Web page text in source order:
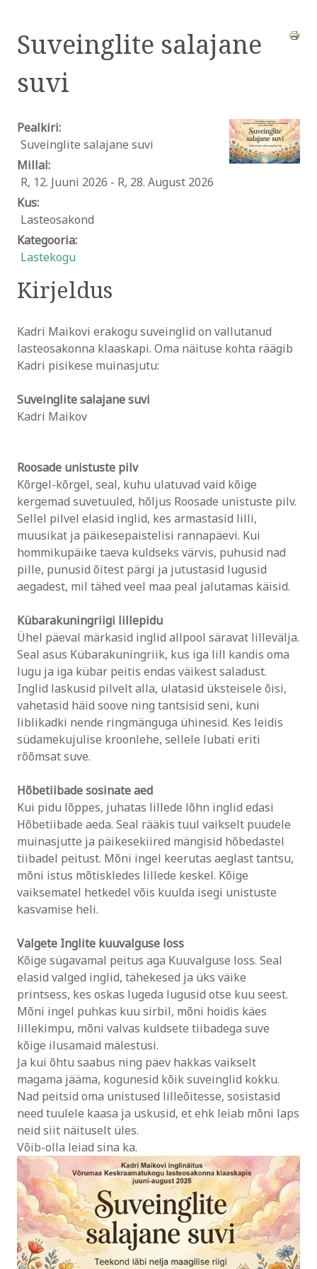
Suveinglite salajane
suvi
Pealkiri:
Suveinglite salajane suvi
Millal:
R, 12. Juuni 2026 - R, 28. August 2026
Kus:
Lasteosakond
Kategooria:
Lastekogu
Kirjeldus
Kadri Maikovi erakogu suveinglid on vallutanud
lasteosakonna klaaskapi. Oma näituse kohta räägib
Kadri pisikese muinasjutu:
Suveinglite salajane suvi
Kadri Maikov
Roosade unistuste pilv
Kõrgel-kõrgel, seal, kuhu ulatuvad vaid kõige
kergemad suvetuuled, hõljus Roosade unistuste pilv.
Sellel pilvel elasid inglid, kes armastasid lilli,
muusikat ja päikesepaistelisi rannapäevi. Kui
hommikupäike taeva kuldseks värvis, puhusid nad
pille, punusid õitest pärgi ja jutustasid lugusid
aegadest, mil tähed veel maa peal jalutamas käisid.
Kübarakuningriigi lillepidu
Ühel päeval märkasid inglid allpool säravat lillevälja.
Seal asus Kübarakuningriik, kus iga lill kandis oma
lugu ja iga kübar peitis endas väikest saladust.
Inglid laskusid pilvelt alla, ulatasid üksteisele õisi,
vahetasid häid soove ning tantsisid seni, kuni
liblikadki nende ringmänguga ühinesid. Kes leidis
südamekujulise kroonlehe, sellele lubati eriti
rõõmsat suve.
Hõbetiibade sosinate aed
Kui pidu lõppes, juhatas lillede lõhn inglid edasi
Hõbetiibade aeda. Seal rääkis tuul vaikselt puudele
muinasjutte ja päikesekiired mängisid hõbedastel
tiibadel peitust. Mõni ingel keerutas aeglast tantsu,
mõni istus mõtiskledes lillede keskel. Kõige
vaiksematel hetkedel võis kuulda isegi unistuste
kasvamise heli.
Valgete Inglite kuuvalguse loss
Kõige sügavamal peitus aga Kuuvalguse loss. Seal
elasid valged inglid, tähekesed ja üks väike
printsess, kes oskas lugeda lugusid otse kuu seest.
Mõni ingel puhkas kuu sirbil, mõni hoidis käes
lillekimpu, mõni valvas kuldsete tiibadega suve
kõige ilusamaid mälestusi.
Ja kui õhtu saabus ning päev hakkas vaikselt
magama jääma, kogunesid kõik suveinglid kokku.
Nad peitsid oma unistused lilleõitesse, sosistasid
need tuulele kaasa ja uskusid, et ehk leiab mõni laps
neid siit näituselt üles.
Võib-olla leiad sina ka.